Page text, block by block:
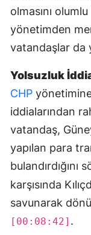
olmasını
yönetimden
vatandaşlar da
Yolsuzluk
CHP
iddialarından
vatandaş,
yapılan para
bulandırdığını
karşısında
savunarak
[00:08:42] .